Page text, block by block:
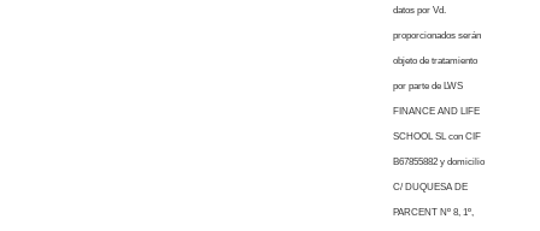
datos por Vd.
proporcionados serán
objeto de tratamiento
por parte de LWS
FINANCE AND LIFE
SCHOOL SL con CIF
B67855882 y domicilio
C/ DUQUESA DE
PARCENT Nº 8, 1º,